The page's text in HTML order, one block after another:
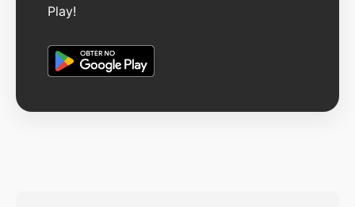
Play!